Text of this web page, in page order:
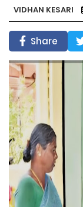
VIDHAN KESARI
Share